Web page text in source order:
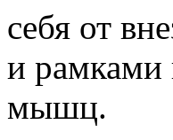
себя от
и рамками
мышц.